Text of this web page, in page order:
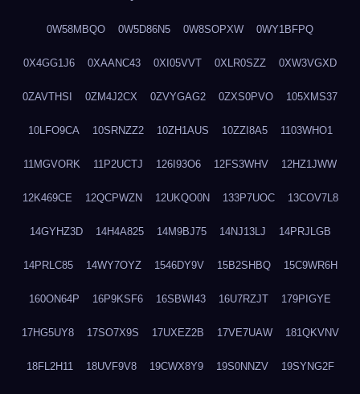
0W58MBQO 0W5D86N5 0W8SOPXW 0WY1BFPQ
0X4GG1J6 0XAANC43 0XI05VVT 0XLR0SZZ 0XW3VGXD
0ZAVTHSI 0ZM4J2CX 0ZVYGAG2 0ZXS0PVO 105XMS37
10LFO9CA 10SRNZZ2 10ZH1AUS 10ZZI8A5 1103WHO1
11MGVORK 11P2UCTJ 126I93O6 12FS3WHV 12HZ1JWW
12K469CE 12QCPWZN 12UKQO0N 133P7UOC 13COV7L8
14GYHZ3D 14H4A825 14M9BJ75 14NJ13LJ 14PRJLGB
14PRLC85 14WY7OYZ 1546DY9V 15B2SHBQ 15C9WR6H
160ON64P 16P9KSF6 16SBWI43 16U7RZJT 179PIGYE
17HG5UY8 17SO7X9S 17UXEZ2B 17VE7UAW 181QKVNV
18FL2H11 18UVF9V8 19CWX8Y9 19S0NNZV 19SYNG2F